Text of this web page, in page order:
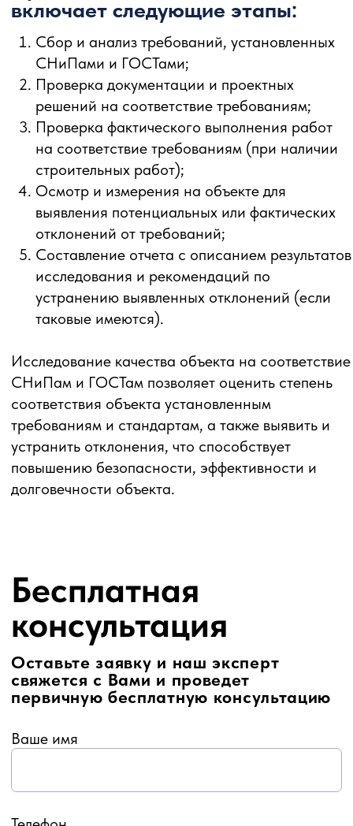
требованиям и стандартам, а также выявить и
устранить отклонения, что способствует
повышению безопасности, эффективности и
долговечности объекта.
Бесплатная
консультация
Оставьте заявку и наш эксперт
свяжется с Вами и проведет
первичную бесплатную консультацию
Ваше имя
Телефон
Какой вид экспертизы нужен
Ваш запрос
Я подтверждаю ознакомление и даю
Согласиена обработку персональных
+7 (905) 355 44 88
Контакты
Адрес: г. Уфа, ул. Карла Маркса, д. 48/1
Обед: 13:00 – 14:00